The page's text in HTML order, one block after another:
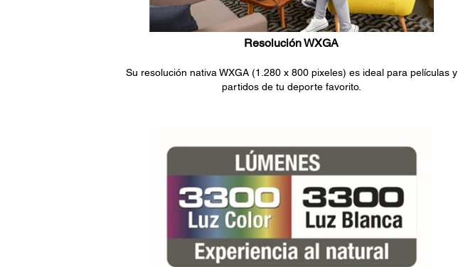
Resolución WXGA
Su resolución nativa WXGA (1.280 x 800 pixeles) es ideal para películas y
partidos de tu deporte favorito.